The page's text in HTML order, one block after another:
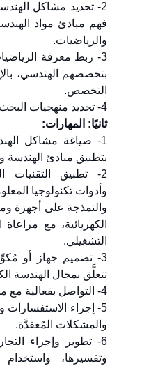
2- تحديد مشاكل
فهم مبادئ مواد
والرياضيات.
3- ربط معرفة
بتخصصهم الهندسي،
التخصص.
4- تحديد منهجيات البحث والاستقصاء بشكل شامل.
ثانيًا: المهارات:
1- صياغة مشاكل
بتطبيق مبادئ الهندسة
2- تطبيق التقنيات
وأدوات تكنولوجيا
والنمذجة على أجهزة
الكهربائية، مع مراعاة
التشغيلي.
3- تصميم جهاز أو
تتعلَّق بمجال الهندسة
4- التواصل بفعالية مع مجموعة متنوعة من الجمهور.
5- إجراء الاستفسارات
والمشكلات المُعقدَّة.
6- تطوير وإجراء
وتفسيرها،